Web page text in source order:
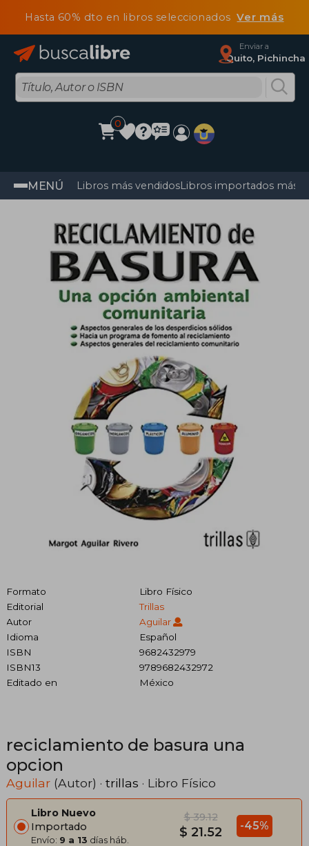
Hasta 60% dto en libros seleccionadosVer más
Enviar a
Quito, Pichincha
0
MENÚ Libros más vendidosLibros importados más
Formato
Libro Físico
Editorial
Trillas
Autor
Aguilar
Idioma
Español
ISBN
9682432979
ISBN13
9789682432972
Editado en
México
reciclamiento de basura una
opcion
Aguilar (Autor) · trillas · Libro Físico
Libro Nuevo
Importado
Envío: 9 a 13 días háb.
$ 39.12
$ 21.52 -45%